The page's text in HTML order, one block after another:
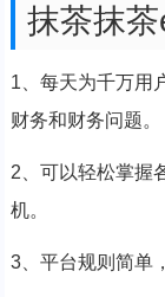
抹茶抹
1、每天为千万用
财务和财务问题。
2、可以轻松掌握
机。
3、平台规则简单